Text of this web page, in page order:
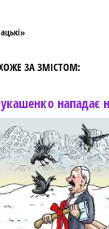
»
ЗА ЗМІСТОМ:
нападає